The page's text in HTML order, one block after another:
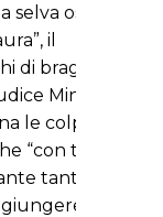
selva oscura
il
di bragia”
Minosse
le colpe ne
“con tre
tante
al